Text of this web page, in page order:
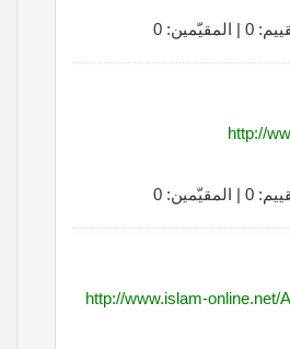
http://www.islam-